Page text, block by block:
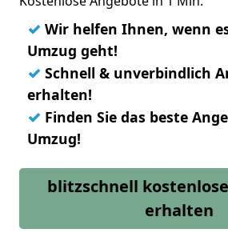
✓ Wir helfen Ihnen, wenn
Umzug geht!
✓ Schnell & unverbindlich
erhalten!
✓ Finden Sie das beste
Umzug!
blitzschnell
erhalten